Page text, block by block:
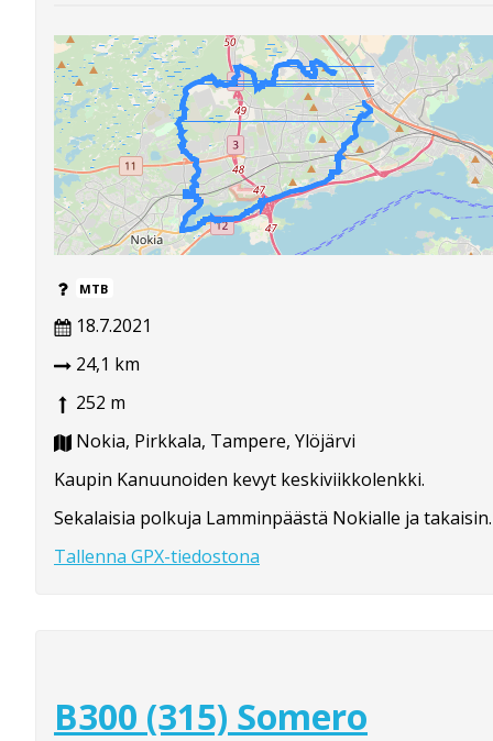
MTB
18.7.2021
24,1 km
252 m
Nokia, Pirkkala, Tampere, Ylöjärvi
Kaupin Kanuunoiden kevyt keskiviikkolenkki.
Sekalaisia polkuja Lamminpäästä Nokialle ja takaisin.
Tallenna GPX-tiedostona
B300 (315) Somero